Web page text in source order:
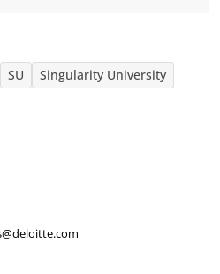
SU Singularity University